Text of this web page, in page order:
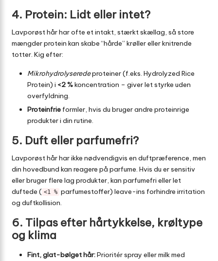
4. Protein: Lidt eller intet?
Lavporøst hår har ofte et intakt, stærkt skællag, så store
mængder protein kan skabe “hårde” krøller eller knitrende
totter. Kig efter:
Mikrohydrolyseredeproteiner (f.eks. Hydrolyzed Rice
Protein) i <2 %koncentration – giver let styrke uden
overfyldning.
Proteinfrie formler, hvis du bruger andre proteinrige
produkter i din rutine.
5. Duft eller parfumefri?
Lavporøst hår har ikke nødvendigvis en duftpræference, men
din hovedbund kan reagere på parfume. Hvis du er sensitiv
eller bruger flere lag produkter, kan parfumefri eller let
duftede ( <1 % parfumestoffer) leave-ins forhindre irritation
og duftkollision.
6. Tilpas efter hårtykkelse, krøltype
og klima
Fint, glat-bølget hår:Prioritér spray eller milk med